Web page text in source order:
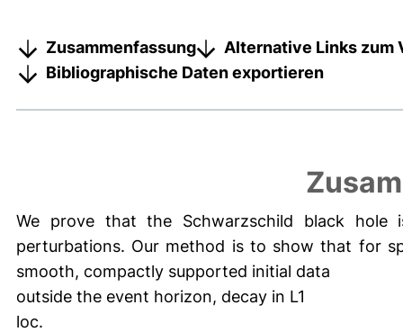
Zusammenfassung
Alternative Links zum
Bibliographische Daten exportieren
We prove that the Schwarzschild black hole
perturbations. Our method is to show that for
smooth, compactly supported initial data
outside the event horizon, decay in L1
loc.